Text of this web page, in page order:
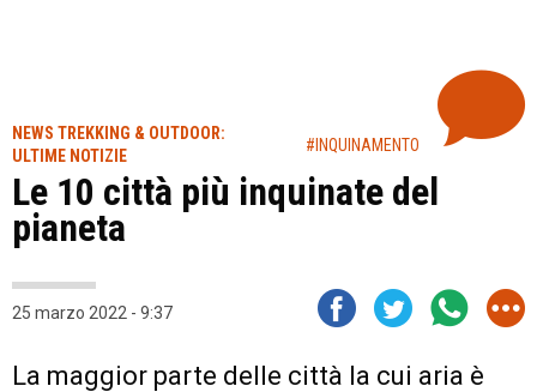
NEWS TREKKING & OUTDOOR:
ULTIME NOTIZIE
#INQUINAMENTO
Le 10 città più inquinate del
pianeta
25 marzo 2022 - 9:37
La maggior parte delle città la cui aria è